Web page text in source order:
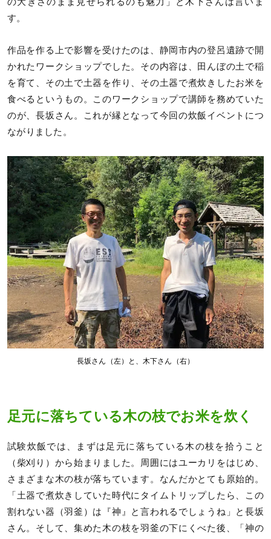
す。
作品を作る上で影響を受けたのは、静岡市内の登呂遺跡で開
かれたワークショップでした。その内容は、田んぼの土で稲
を育て、その土で土器を作り、その土器で煮炊きしたお米を
食べるというもの。このワークショップで講師を務めていた
のが、長坂さん。これが縁となって今回の炊飯イベントにつ
ながりました。
長坂さん（左）と、木下さん（右）
足元に落ちている木の枝でお米を炊く
試験炊飯では、まずは足元に落ちている木の枝を拾うこと
（柴刈り）から始まりました。周囲にはユーカリをはじめ、
さまざまな木の枝が落ちています。なんだかとても原始的。
「土器で煮炊きしていた時代にタイムトリップしたら、この
割れない器（羽釜）は『神』と言われるでしょうね」と長坂
さん。そして、集めた木の枝を羽釜の下にくべた後、「神の